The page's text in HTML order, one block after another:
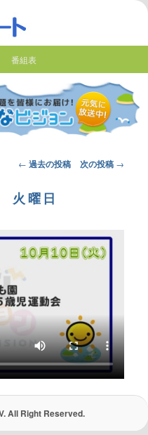
番組表
Post
← 過去の投稿 次の投稿 →
曜日
All Right Reserved.